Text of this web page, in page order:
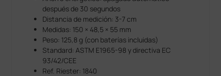
después de 30 segundos
Distancia de medición: 3-7 cm
Medidas: 150 × 48,5 × 55 mm
Peso: 125,8 g (con baterías incluidas)
Standard: ASTM E1965-98 y directiva EC
93/42/CEE
Ref. Riester: 1840